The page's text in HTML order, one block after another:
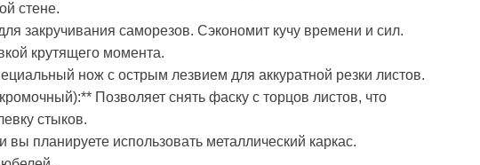
стене.
закручивания саморезов. Сэкономит кучу времени и сил.
крутящего момента.
нож с острым лезвием для аккуратной резки листов.
Позволяет снять фаску с торцов листов, что
стыков.
планируете использовать металлический каркас.